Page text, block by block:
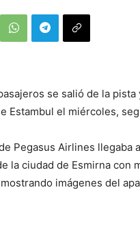
se salió de la
Estambul el miércoles,
Pegasus Airlines llegaba
la ciudad de Esmirna con
imágenes del